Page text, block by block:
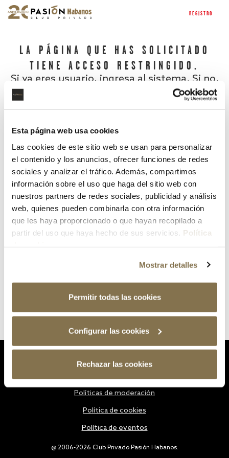
Esta página web usa cookies
Las cookies de este sitio web se usan para personalizar
el contenido y los anuncios, ofrecer funciones de redes
sociales y analizar el tráfico. Además, compartimos
información sobre el uso que haga del sitio web con
nuestros partners de redes sociales, publicidad y análisis
web, quienes pueden combinarla con otra información
que les haya proporcionado o que hayan recopilado a
partir del uso que haya hecho de sus servicios. Política
Mostrar detalles
Permitir todas las cookies
Configurar las cookies
Rechazar las cookies
REGISTRO
LA PÁGINA QUE HAS SOLICITADO
TIENE ACCESO RESTRINGIDO.
Si ya eres usuario, ingresa al sistema. Si no,
¿Has olvidado tu contraseña?
@ 2006-2026 Club Privado Pasión Habanos.
Políticas de moderación
Política de cookies
Política de eventos